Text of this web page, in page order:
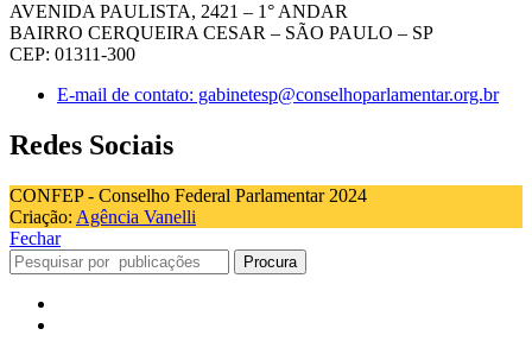
AVENIDA PAULISTA, 2421 – 1° ANDAR
BAIRRO CERQUEIRA CESAR – SÃO PAULO – SP
CEP: 01311-300
E-mail de contato: gabinetesp@conselhoparlamentar.org.br
Redes Sociais
CONFEP - Conselho Federal Parlamentar 2024
Criação: Agência Vanelli
Fechar
Procura